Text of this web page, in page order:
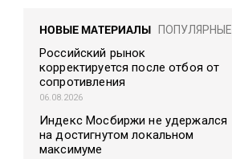
НОВЫЕ МАТЕРИАЛЫ ПОПУЛЯРНЫЕ
Российский рынок
корректируется после отбоя от
сопротивления
06.08.2026
Индекс Мосбиржи не удержался
на достигнутом локальном
максимуме